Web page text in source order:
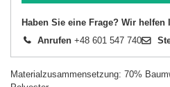
Haben Sie eine Frage? Wir helfen
Anrufen +48 601 547 740
Materialzusammensetzung: 70%